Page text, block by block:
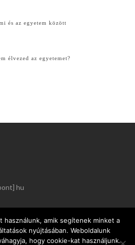
és az egyetem között
élvezed az egyetemet?
hu
használunk, amik segítenek minket a
nyújtásában. Weboldalunk
hogy cookie-kat használjunk.